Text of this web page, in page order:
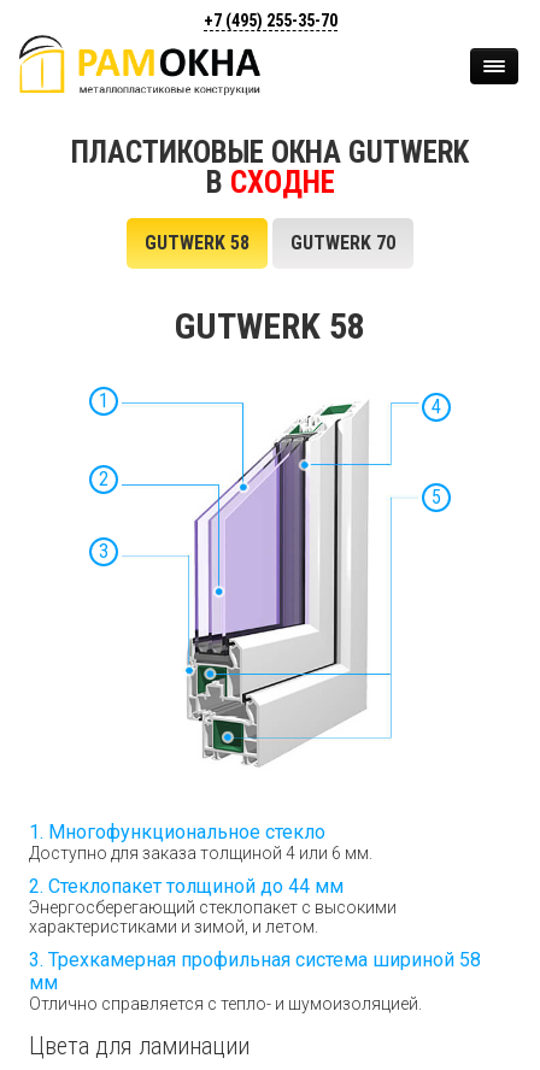
+7 (495) 255-35-70
ПЛАСТИКОВЫЕ ОКНА GUTWERK
В СХОДНЕ
GUTWERK 58 GUTWERK 70
GUTWERK 58
Многофункциональное стекло
Доступно для заказа толщиной 4 или 6 мм.
Стеклопакет толщиной до 44 мм
Энергосберегающий стеклопакет с высокими
характеристиками и зимой, и летом.
Трехкамерная профильная система шириной 58
мм
Отлично справляется с тепло- и шумоизоляцией.
Цвета для ламинации
1
2
3
4
5